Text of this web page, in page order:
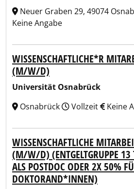
Neuer Graben 29, 49074
Keine Angabe
WISSENSCHAFTLICHE*R
(M/W/D)
Universität Osnabrück
Osnabrück
Vollzeit Keine
WISSENSCHAFTLICHE
(M/W/D) (ENTGELTGRUPPE
ALS POSTDOC ODER 2X 50%
DOKTORAND*INNEN)